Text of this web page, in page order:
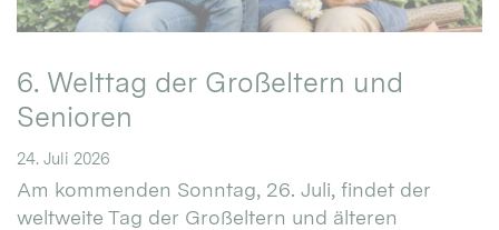
6. Welttag der Großeltern und
Senioren
24. Juli 2026
Am kommenden Sonntag, 26. Juli, findet der
weltweite Tag der Großeltern und älteren